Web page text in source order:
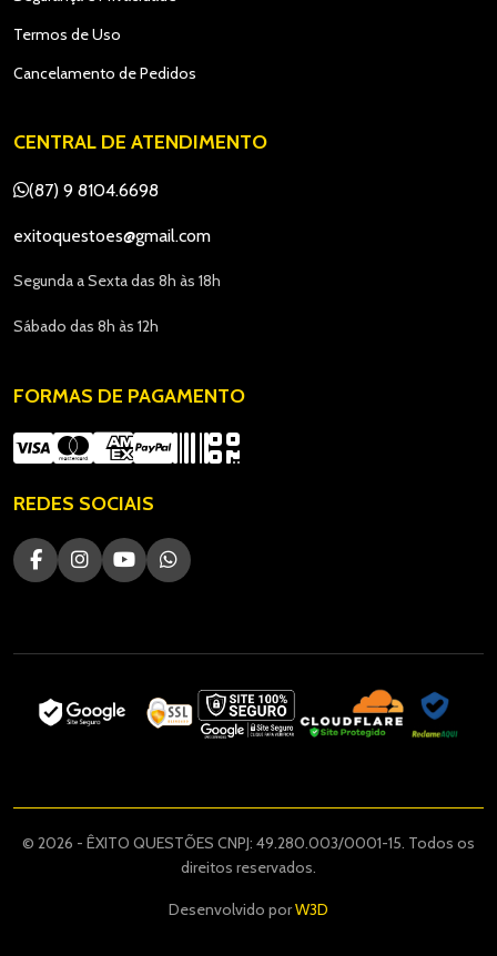
Termos de Uso
Cancelamento de Pedidos
CENTRAL DE ATENDIMENTO
(87) 9 8104.6698
exitoquestoes@gmail.com
Segunda a Sexta das 8h às 18h
Sábado das 8h às 12h
FORMAS DE PAGAMENTO
REDES SOCIAIS
© 2026 - ÊXITO QUESTÕES CNPJ: 49.280.003/0001-15. Todos os
direitos reservados.
Desenvolvido porW3D